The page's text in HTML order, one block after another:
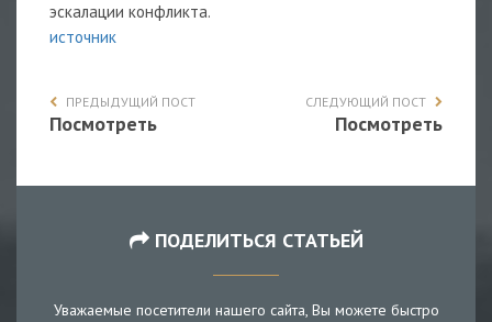
эскалации конфликта.
источник
ПРЕДЫДУЩИЙ ПОСТ
Посмотреть
СЛЕДУЮЩИЙ ПОСТ
Посмотреть
ПОДЕЛИТЬСЯ СТАТЬЕЙ
Уважаемые посетители нашего сайта, Вы можете быстро